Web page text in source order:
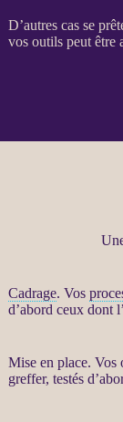
D’autres cas se
vos outils peut être
Cadrage. Vos
d’abord ceux dont l’
Mise en place. Vos
greffer, testés